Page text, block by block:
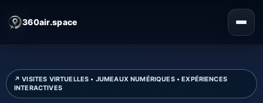
360air.space